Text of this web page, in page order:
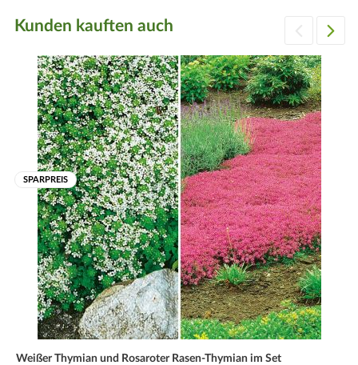
Kunden kauften auch
SPARPREIS
Weißer Thymian und Rosaroter Rasen-Thymian im Set